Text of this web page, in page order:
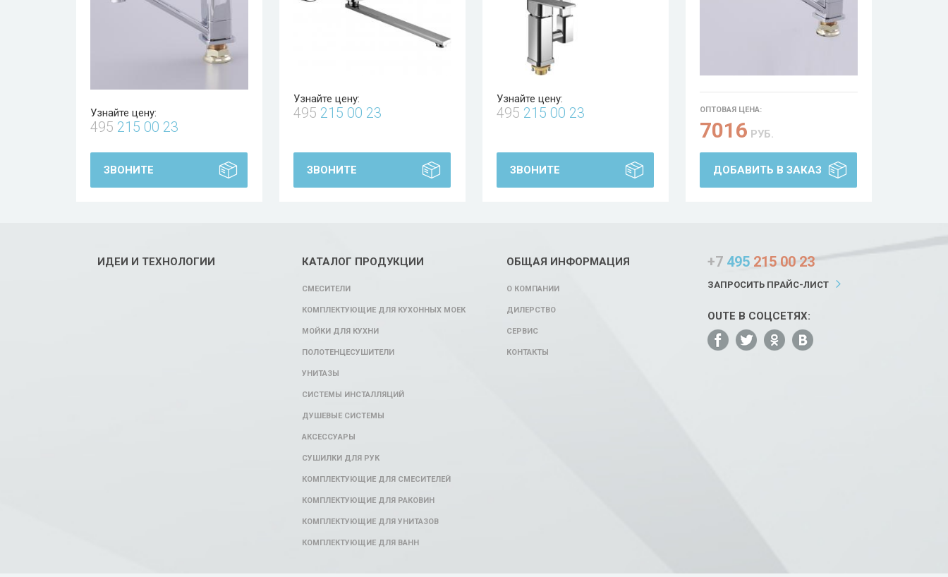
Узнайте цену:
495 215 00 23
ЗВОНИТЕ
Узнайте цену:
495 215 00 23
ЗВОНИТЕ
Узнайте цену:
495 215 00 23
ЗВОНИТЕ
ОПТОВАЯ ЦЕНА:
7016 РУБ.
ДОБАВИТЬ В ЗАКАЗ
ИДЕИ И ТЕХНОЛОГИИ КАТАЛОГ ПРОДУКЦИИ
СМЕСИТЕЛИ
КОМПЛЕКТУЮЩИЕ ДЛЯ КУХОННЫХ МОЕК
МОЙКИ ДЛЯ КУХНИ
ПОЛОТЕНЦЕСУШИТЕЛИ
УНИТАЗЫ
СИСТЕМЫ ИНСТАЛЛЯЦИЙ
ДУШЕВЫЕ СИСТЕМЫ
АКСЕССУАРЫ
СУШИЛКИ ДЛЯ РУК
КОМПЛЕКТУЮЩИЕ ДЛЯ СМЕСИТЕЛЕЙ
КОМПЛЕКТУЮЩИЕ ДЛЯ РАКОВИН
КОМПЛЕКТУЮЩИЕ ДЛЯ УНИТАЗОВ
КОМПЛЕКТУЮЩИЕ ДЛЯ ВАНН
ОБЩАЯ ИНФОРМАЦИЯ
О КОМПАНИИ
ДИЛЕРСТВО
СЕРВИС
КОНТАКТЫ
+7 495 215 00 23
ЗАПРОСИТЬ ПРАЙС-ЛИСТ
OUTE В СОЦСЕТЯХ: